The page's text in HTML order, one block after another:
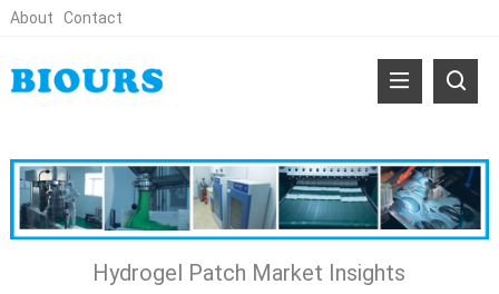
About Contact
Hydrogel Patch Market Insights